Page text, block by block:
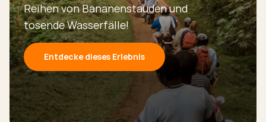
Reihen von Bananenstauden und
tosende Wasserfälle!
Entdecke dieses Erlebnis